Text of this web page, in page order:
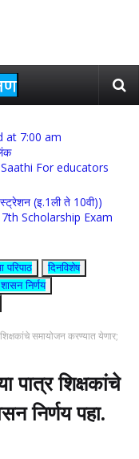
at 7:00 am
Saathi For educators
(इ.1ली ते 10वी))
7th Scholarship Exam
दिनविशेष
निर्णय
समायोजन करण्यात येणार;
पात्र शिक्षकांचे
निर्णय पहा.